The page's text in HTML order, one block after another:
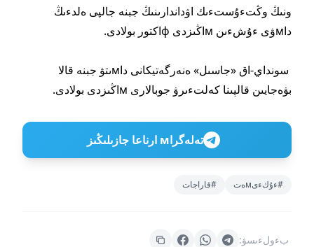
ونىڭ وڭتءۇستءىك اۋداندارىنىڭ جبنە جالپى ەلدءىڭ
داмۋى ءۇشءىن мاڭىزدى фاكتور بولادى.
سونداي-اق «جاسىل» ەنەرگەتيكانى داмىتۋ جبنە قالا
بۋەجايىن قالپىنا كەلتءىرۋ جوبالارى мاڭىزدى بولادى.
تەلەگراм ارناعا جازىلىڭىز
#ءۇكءىмەت #قاراجات
بءولءىسۋ: